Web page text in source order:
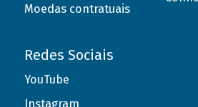
Moedas contratuais
Redes Sociais
YouTube
Instagram